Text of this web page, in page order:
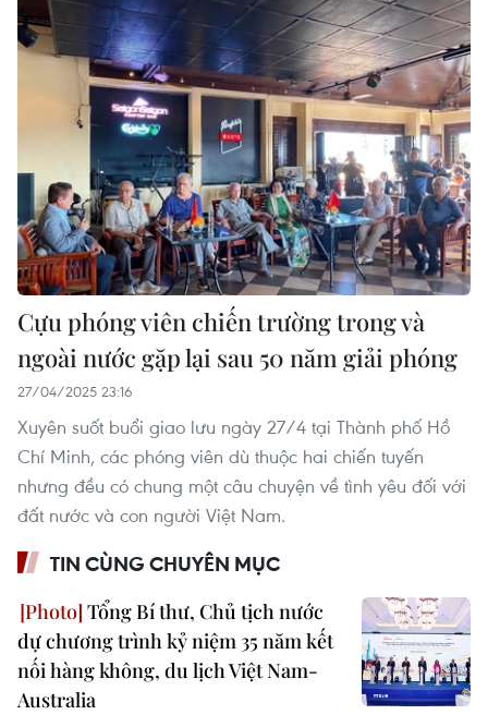
Cựu phóng viên chiến trường trong và
ngoài nước gặp lại sau 50 năm giải phóng
27/04/2025 23:16
Xuyên suốt buổi giao lưu ngày 27/4 tại Thành phố Hồ
Chí Minh, các phóng viên dù thuộc hai chiến tuyến
nhưng đều có chung một câu chuyện về tình yêu đối với
đất nước và con người Việt Nam.
TIN CÙNG CHUYÊN MỤC
Tổng Bí thư, Chủ tịch nước
dự chương trình kỷ niệm 35 năm kết
nối hàng không, du lịch Việt Nam-
Australia